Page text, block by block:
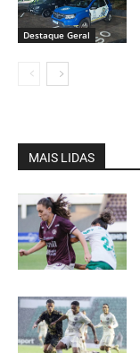
Destaque Geral
MAIS LIDAS